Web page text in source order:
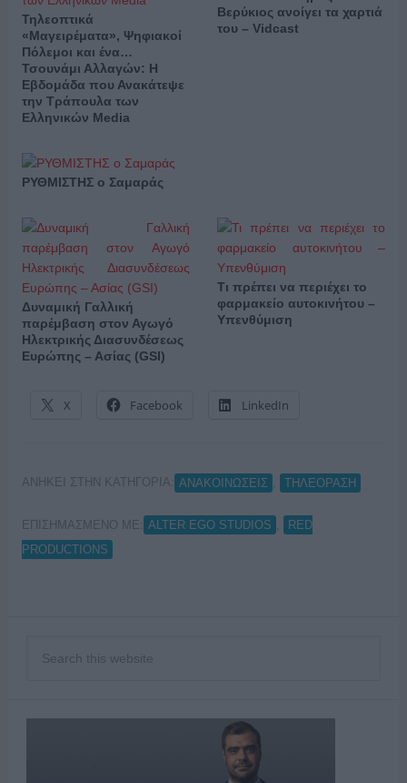
Τηλεοπτικά
«Μαγειρέματα», Ψηφιακοί
Πόλεμοι και ένα…
Τσουνάμι Αλλαγών: Η
Εβδομάδα που Ανακάτεψε
την Τράπουλα των
Ελληνικών Media
Βερύκιος ανοίγει τα χαρτιά
του – Vidcast
ΡΥΘΜΙΣΤΗΣ ο Σαμαράς
Δυναμική Γαλλική
παρέμβαση στον Αγωγό
Ηλεκτρικής Διασυνδέσεως
Ευρώπης – Ασίας (GSI)
Τι πρέπει να περιέχει το
φαρμακείο αυτοκινήτου –
Υπενθύμιση
X Facebook LinkedIn
ΑΝΗΚΕΙ ΣΤΗΝ ΚΑΤΗΓΟΡΙΑ: ΑΝΑΚΟΙΝΩΣΕΙΣ ΤΗΛΕΟΡΑΣΗ
ΕΠΙΣΗΜΑΣΜΕΝΟ ΜΕ: ALTER EGO STUDIOS
RED
PRODUCTIONS